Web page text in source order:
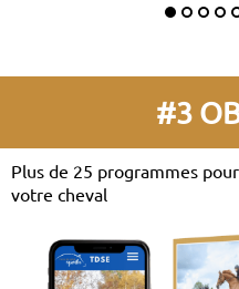
#3
Plus de 25 programmes
votre cheval